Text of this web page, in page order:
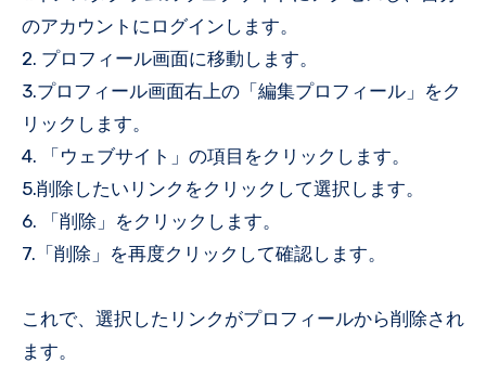
のアカウントにログインします。
2. プロフィール画面に移動します。
3.プロフィール画面右上の「編集プロフィール」をク
リックします。
4. 「ウェブサイト」の項目をクリックします。
5.削除したいリンクをクリックして選択します。
6. 「削除」をクリックします。
7.「削除」を再度クリックして確認します。
これで、選択したリンクがプロフィールから削除され
ます。